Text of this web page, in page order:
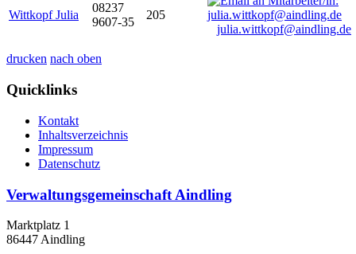
Wittkopf Julia
08237
9607-35
205
julia.wittkopf@aindling.de
drucken nach oben
Quicklinks
Kontakt
Inhaltsverzeichnis
Impressum
Datenschutz
Verwaltungsgemeinschaft Aindling
Marktplatz 1
86447 Aindling